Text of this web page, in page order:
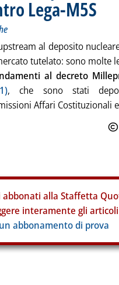
Lega-M5S
al deposito
tutelato: sono molte
al decreto
, che sono stati
Affari Costituzionali
alla Staffetta
interamente gli
abbonamento di prova